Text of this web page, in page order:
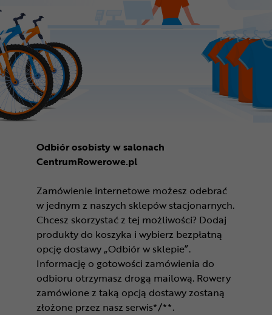
Odbiór osobisty w salonach
CentrumRowerowe.pl
Zamówienie internetowe możesz odebrać
w jednym z naszych sklepów stacjonarnych.
Chcesz skorzystać z tej możliwości? Dodaj
produkty do koszyka i wybierz bezpłatną
opcję dostawy „Odbiór w sklepie”.
Informację o gotowości zamówienia do
odbioru otrzymasz drogą mailową. Rowery
zamówione z taką opcją dostawy zostaną
złożone przez nasz serwis*/**.